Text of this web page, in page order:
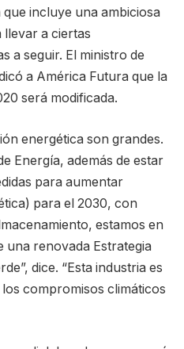
incluye una ambiciosa
llevar a ciertas
a seguir. El ministro de
a América Futura que la
será modificada.
energética son grandes.
Energía, además de estar
para aumentar
para el 2030, con
estamos en
una renovada Estrategia
dice. “Esta industria es
compromisos climáticos